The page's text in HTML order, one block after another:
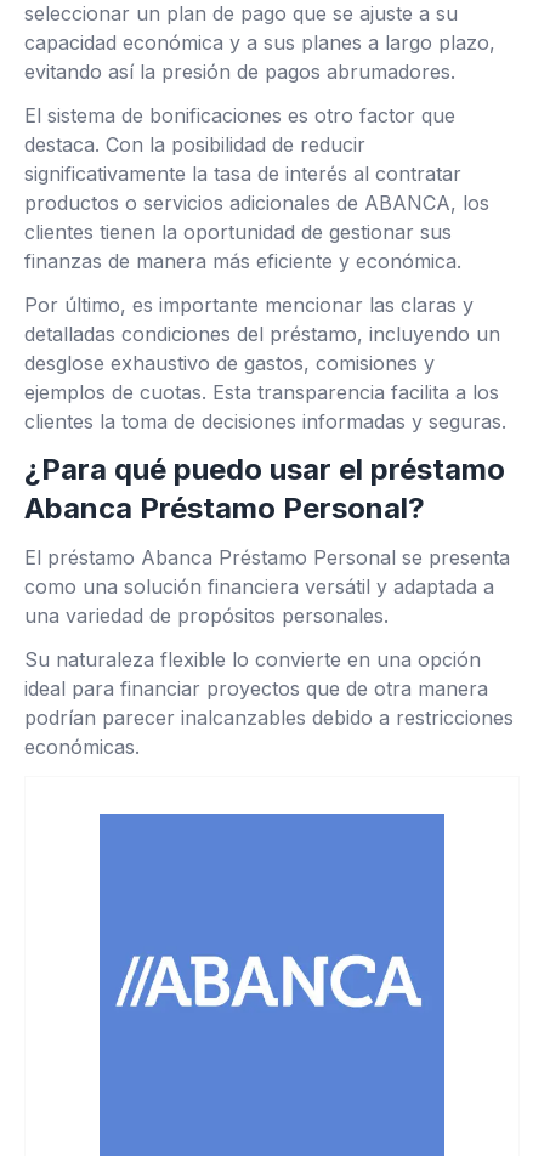
seleccionar un plan de pago que se ajuste a su
capacidad económica y a sus planes a largo plazo,
evitando así la presión de pagos abrumadores.
El sistema de bonificaciones es otro factor que
destaca. Con la posibilidad de reducir
significativamente la tasa de interés al contratar
productos o servicios adicionales de ABANCA, los
clientes tienen la oportunidad de gestionar sus
finanzas de manera más eficiente y económica.
Por último, es importante mencionar las claras y
detalladas condiciones del préstamo, incluyendo un
desglose exhaustivo de gastos, comisiones y
ejemplos de cuotas. Esta transparencia facilita a los
clientes la toma de decisiones informadas y seguras.
¿Para qué puedo usar el préstamo
Abanca Préstamo Personal?
El préstamo Abanca Préstamo Personal se presenta
como una solución financiera versátil y adaptada a
una variedad de propósitos personales.
Su naturaleza flexible lo convierte en una opción
ideal para financiar proyectos que de otra manera
podrían parecer inalcanzables debido a restricciones
económicas.